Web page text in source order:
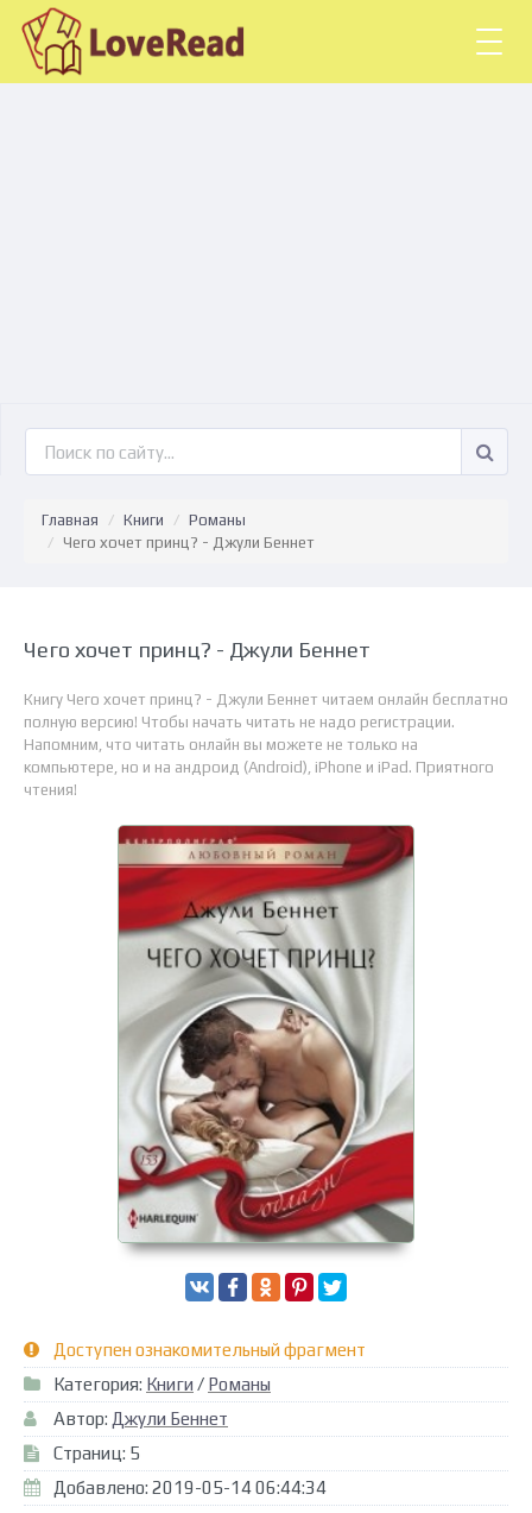
Главная Книги
Романы
Чего хочет принц? - Джули Беннет
Чего хочет принц? - Джули Беннет
Книгу Чего хочет принц? - Джули Беннет читаем онлайн бесплатно
полную версию! Чтобы начать читать не надо регистрации.
Напомним, что читать онлайн вы можете не только на
компьютере, но и на андроид (Android), iPhone и iPad. Приятного
чтения!
Доступен ознакомительный фрагмент
Категория: Книги / Романы
Автор: Джули Беннет
Страниц: 5
Добавлено: 2019-05-14 06:44:34